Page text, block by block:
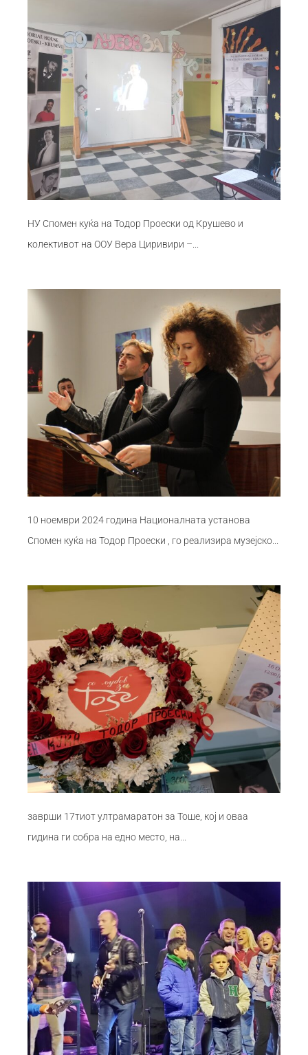
НУ Спомен куќа на Тодор Проески од Крушево и
колективот на ООУ Вера Циривири –...
10 ноември 2024 година Националната установа
Спомен куќа на Тодор Проески , го реализира музејско...
заврши 17тиот ултрамаратон за Тоше, кој и оваа
гидина ги собра на едно место, на...